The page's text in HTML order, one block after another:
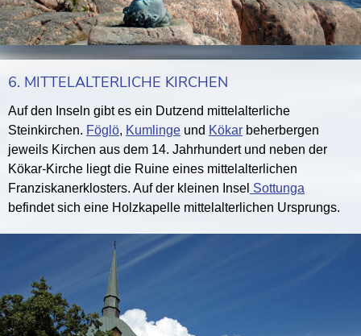
6. MITTELALTERLICHE KIRCHEN
Auf den Inseln gibt es ein Dutzend mittelalterliche
Steinkirchen. Föglö, Kumlinge und Kökar beherbergen
jeweils Kirchen aus dem 14. Jahrhundert und neben der
Kökar-Kirche liegt die Ruine eines mittelalterlichen
Franziskanerklosters. Auf der kleinen Insel Sottunga
befindet sich eine Holzkapelle mittelalterlichen Ursprungs.